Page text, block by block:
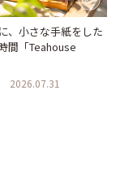
、小さな手紙をした
間「Teahouse
2026.07.31